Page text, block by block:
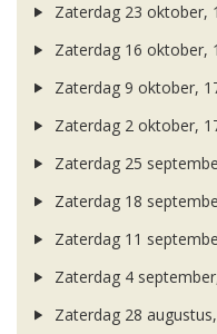
Zaterdag 23 oktober,
Zaterdag 16 oktober,
Zaterdag 9 oktober,
Zaterdag 2 oktober,
Zaterdag 25
Zaterdag 18
Zaterdag 11
Zaterdag 4
Zaterdag 28